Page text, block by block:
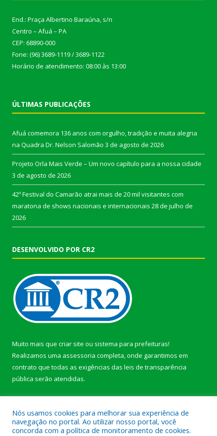
End.: Praça Albertino Baraúna, s/n
Centro – Afuá – PA
CEP: 68890-000
Fone: (96) 3689-1119 / 3689-1122
Horário de atendimento: 08:00 às 13:00
ÚLTIMAS PUBLICAÇÕES
Afuá comemora 136 anos com orgulho, tradição e muita alegria
na Quadra Dr. Nelson Salomão 3 de agosto de 2026
Projeto Orla Mais Verde – Um novo capítulo para a nossa cidade
3 de agosto de 2026
42º Festival do Camarão atrai mais de 20 mil visitantes com
maratona de shows nacionais e internacionais 28 de julho de
2026
DESENVOLVIDO POR CR2
Muito mais que criar site ou sistema para prefeituras!
Realizamos uma assessoria completa, onde garantimos em
contrato que todas as exigências das leis de transparência
pública serão atendidas.
Nós usamos cookies para melhorar sua experiência de
navegação no portal. Ao utilizar nosso portal, você
concorda com a política de monitoramento de cookies.